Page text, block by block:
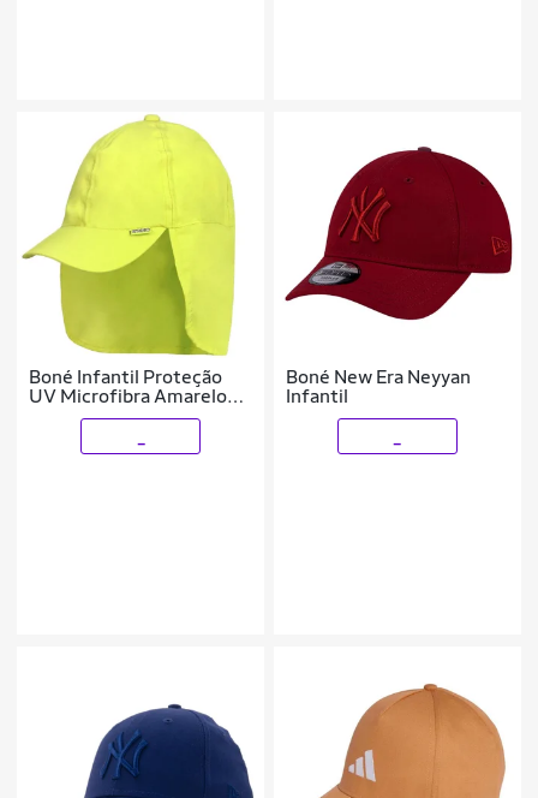
Boné Infantil Proteção
UV Microfibra Amarelo
Neon Everly
Boné New Era Neyyan
Infantil